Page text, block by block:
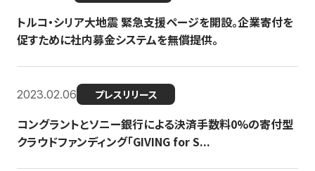
トルコ・シリア大地震 緊急支援ページを開設。企業寄付を
促すために社内募金システムを無償提供。
2023.02.06 プレスリリース
コングラントとソニー銀行による決済手数料0%の寄付型
クラウドファンディング「GIVING for S...